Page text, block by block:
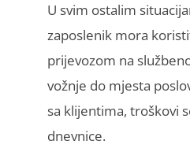
U svim ostalim
zaposlenik mora
prijevozom na
vožnje do mjesta
sa klijentima, troškovi
dnevnice.